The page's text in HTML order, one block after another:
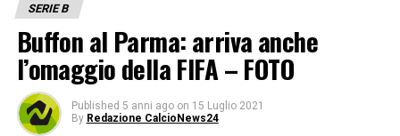
SERIE B
Buffon al Parma: arriva anche
l’omaggio della FIFA – FOTO
Published 5 anni ago on 15 Luglio 2021
By Redazione CalcioNews24